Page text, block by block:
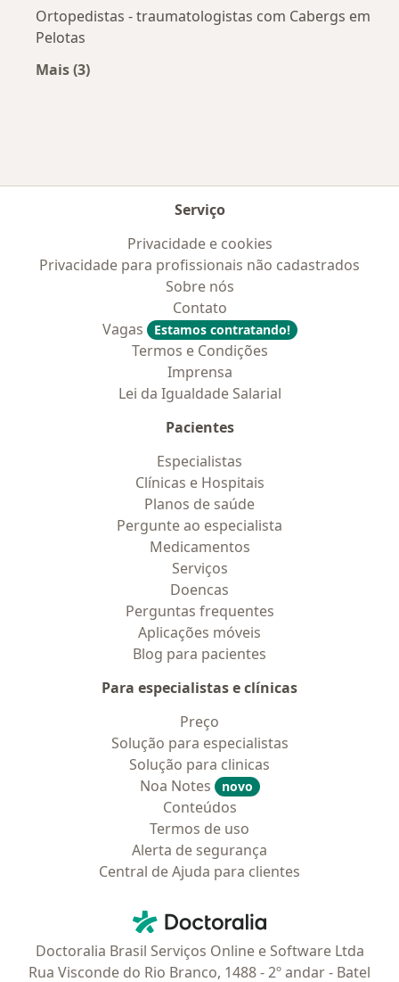
Ortopedistas - traumatologistas com Cabergs em
Pelotas
Mais (3)
Serviço
Privacidade e cookies
Privacidade para profissionais não cadastrados
Sobre nós
Contato
Vagas
Estamos contratando!
Termos e Condições
Imprensa
Lei da Igualdade Salarial
Pacientes
Especialistas
Clínicas e Hospitais
Planos de saúde
Pergunte ao especialista
Medicamentos
Serviços
Doencas
Perguntas frequentes
Aplicações móveis
Blog para pacientes
Para especialistas e clínicas
Preço
Solução para especialistas
Solução para clinicas
Noa Notes
novo
Conteúdos
Termos de uso
Alerta de segurança
Central de Ajuda para clientes
Doctoralia - Homepage
Doctoralia Brasil Serviços Online e Software Ltda
Rua Visconde do Rio Branco, 1488 - 2º andar - Batel